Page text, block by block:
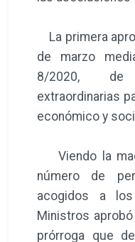
La primera
de marzo
8/2020, de
extraordinarias
económico y
Viendo la
número de
acogidos a
Ministros
prórroga que